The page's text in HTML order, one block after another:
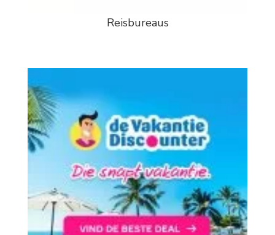
Reisbureaus